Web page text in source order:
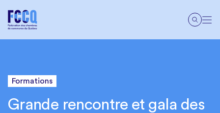
Formations
Grande rencontre et gala des